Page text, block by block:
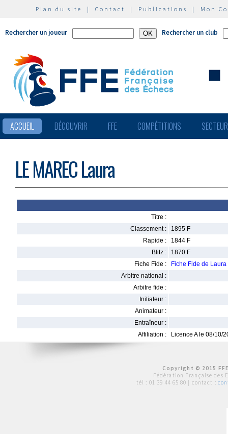
Plan du site | Contact | Publications | Mon
Rechercher un joueur Rechercher un club
ACCUEIL DÉCOUVRIR FFE COMPÉTITIONS
LE MAREC Laura
Titre :
Classement :
1895 F
Rapide :
1844 F
Blitz :
1870 F
Fiche Fide :
Fiche Fide de
Arbitre national :
Arbitre fide :
Initiateur :
Animateur :
Entraîneur :
Affiliation :
Licence A le 08/10/
Copyright © 2015
Fédération Française des
tél : 01 39 44 65 80 | contact :